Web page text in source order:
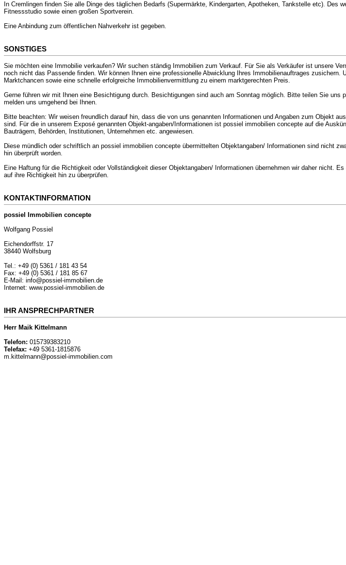
In Cremlingen finden Sie alle Dinge des täglichen Bedarfs (Supermärkte, Kindergarten, Apotheken, Tankstelle etc). Des
Fitnessstudio sowie einen großen Sportverein.
Eine Anbindung zum öffentlichen Nahverkehr ist gegeben.
SONSTIGES
Sie möchten eine Immobilie verkaufen? Wir suchen ständig Immobilien zum Verkauf. Für Sie als Verkäufer ist unsere
noch nicht das Passende finden. Wir können Ihnen eine professionelle Abwicklung Ihres Immobilienauftrages zusichern.
Marktchancen sowie eine schnelle erfolgreiche Immobilienvermittlung zu einem marktgerechten Preis.
Gerne führen wir mit Ihnen eine Besichtigung durch. Besichtigungen sind auch am Sonntag möglich. Bitte teilen Sie uns
melden uns umgehend bei Ihnen.
Bitte beachten: Wir weisen freundlich darauf hin, dass die von uns genannten Informationen und Angaben zum Objekt
sind. Für die in unserem Exposé genannten Objekt-angaben/Informationen ist possiel immobilien concepte auf die
Bauträgern, Behörden, Institutionen, Unternehmen etc. angewiesen.
Diese mündlich oder schriftlich an possiel immobilien concepte übermittelten Objektangaben/ Informationen sind nicht
hin überprüft worden.
Eine Haftung für die Richtigkeit oder Vollständigkeit dieser Objektangaben/ Informationen übernehmen wir daher nicht.
auf ihre Richtigkeit hin zu überprüfen.
KONTAKTINFORMATION
possiel Immobilien concepte
Wolfgang Possiel
Eichendorffstr. 17
38440 Wolfsburg
Tel.: +49 (0) 5361 / 181 43 54
Fax: +49 (0) 5361 / 181 85 67
E-Mail: info@possiel-immobilien.de
Internet: www.possiel-immobilien.de
IHR ANSPRECHPARTNER
Herr Maik Kittelmann
Telefon: 015739383210
Telefax: +49 5361-1815876
m.kittelmann@possiel-immobilien.com